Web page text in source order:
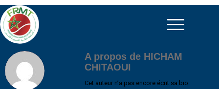
A propos de HICHAM
CHITAOUI
Cet auteur n’a pas encore écrit sa bio.